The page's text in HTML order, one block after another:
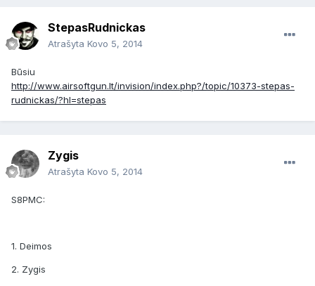
StepasRudnickas
Atrašyta Kovo 5, 2014
Būsiu
http://www.airsoftgun.lt/invision/index.php?/topic/10373-stepas-
rudnickas/?hl=stepas
Zygis
Atrašyta Kovo 5, 2014
S8PMC:
1. Deimos
2. Zygis